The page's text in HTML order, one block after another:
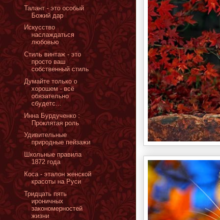
Талант - это особый
Божий дар
Искусство
наслаждаться
любовью
Стиль винтаж - это
просто ваш
собственный стиль
Думайте только о
хорошем - всё
обязательно
сбудетс...
Инна Бурдученко :
Проклятая роль
Удивительные
природные пейзажи
Школьные правила
1872 года
Коса - эталон женской
красоты на Руси
Тридцать пять
ироничных
закономерностей
жизни